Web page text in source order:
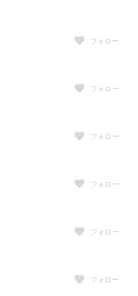
フォロー
フォロー
フォロー
フォロー
フォロー
フォロー